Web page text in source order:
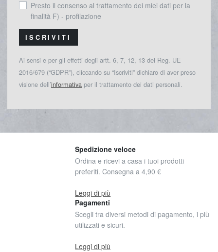
Presto il consenso al trattamento dei miei dati per la
finalità F) - profilazione
ISCRIVITI
Ai sensi e per gli effetti degli artt. 6, 7, 12, 13 del Reg. UE
2016/679 (“GDPR”), cliccando su “Iscriviti” dichiaro di aver preso
visione dell’informativa per il trattamento dei dati personali.
Spedizione veloce
Ordina e ricevi a casa i tuoi prodotti
preferiti. Consegna a 4,90 €
Leggi di più
Pagamenti
Scegli tra diversi metodi di pagamento, i più
utilizzati e sicuri.
Leggi di più